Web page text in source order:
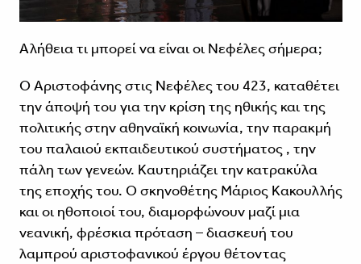
Αλήθεια τι μπορεί να είναι οι Νεφέλες σήμερα;
Ο Αριστοφάνης στις Νεφέλες του 423, καταθέτει
την άποψή του για την κρίση της ηθικής και της
πολιτικής στην αθηναϊκή κοινωνία, την παρακμή
του παλαιού εκπαιδευτικού συστήματος , την
πάλη των γενεών. Καυτηριάζει την κατρακύλα
της εποχής του. Ο σκηνοθέτης Μάριος Κακουλλής
και οι ηθοποιοί του, διαμορφώνουν μαζί μια
νεανική, φρέσκια πρόταση – διασκευή του
λαμπρού αριστοφανικού έργου θέτοντας